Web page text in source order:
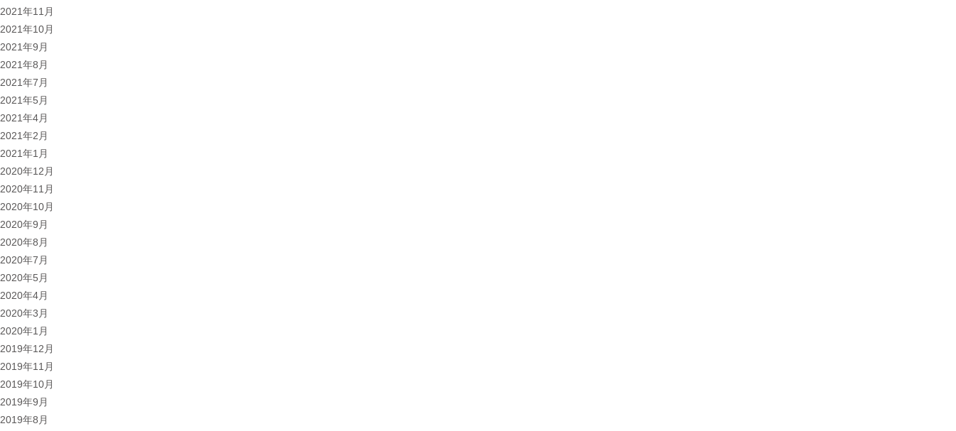
2021年11月
2021年10月
2021年9月
2021年8月
2021年7月
2021年5月
2021年4月
2021年2月
2021年1月
2020年12月
2020年11月
2020年10月
2020年9月
2020年8月
2020年7月
2020年5月
2020年4月
2020年3月
2020年1月
2019年12月
2019年11月
2019年10月
2019年9月
2019年8月